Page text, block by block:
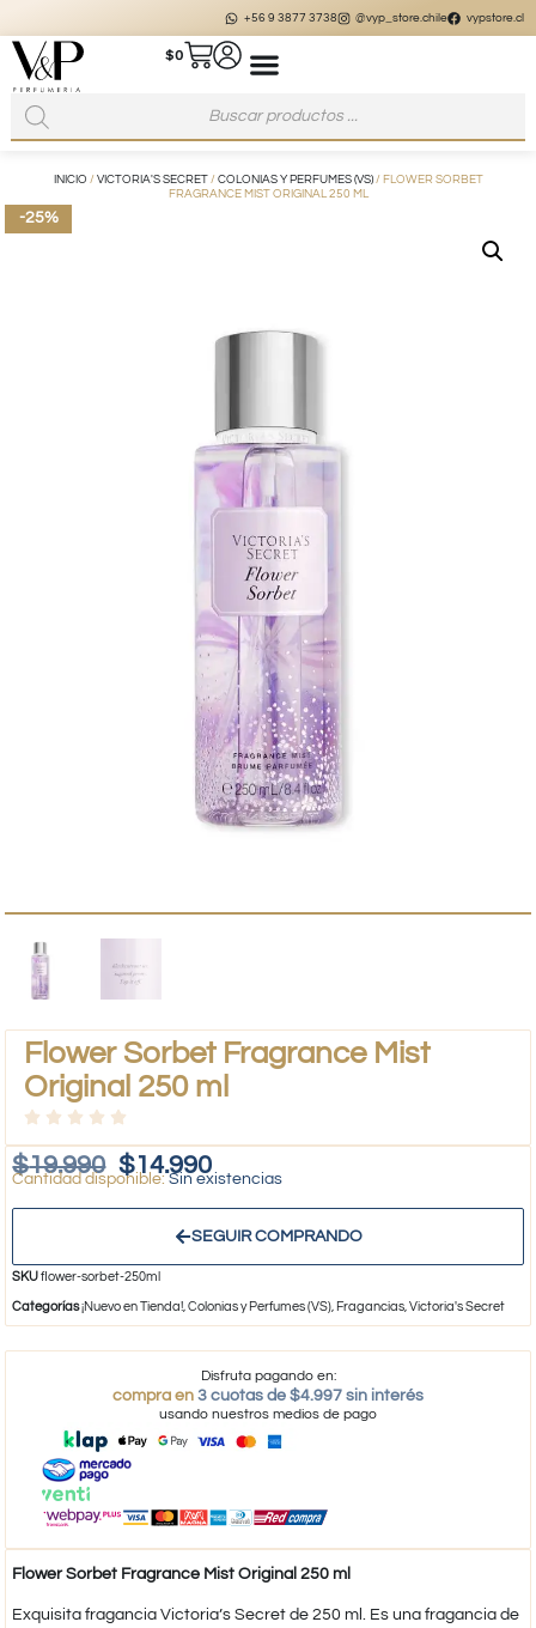
+56 9 3877 3738 @vyp_store.chile vypstore.cl
$0
INICIO / VICTORIA'S SECRET/ COLONIAS Y PERFUMES (VS)/ FLOWER SORBET
FRAGRANCE MIST ORIGINAL 250 ML
-25%
Flower Sorbet Fragrance Mist
Original 250 ml
$19.990 $14.990
Sin existencias
SEGUIR COMPRANDO
SKUflower-sorbet-250ml
Categorías¡Nuevo en Tienda!,Colonias y Perfumes (VS), Fragancias,Victoria's Secret
Disfruta pagando en:
compra en 3 cuotas de $4.997 sin interés
usando nuestros medios de pago
Flower Sorbet Fragrance Mist Original 250 ml
Exquisita fragancia Victoria’s Secret de 250 ml. Es una fragancia de